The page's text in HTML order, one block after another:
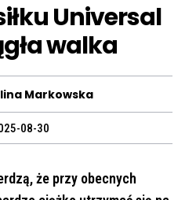
Universal
walka
Markowska
08-30
że przy obecnych